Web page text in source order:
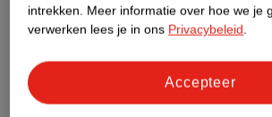
Bestel & Bezorginformatie
intrekken. Meer informatie over hoe we je
verwerken lees je in ons Privacybeleid.
Accepteer